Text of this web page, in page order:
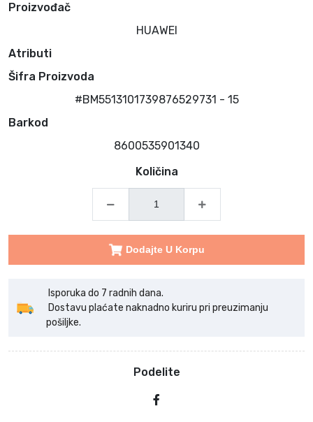
Proizvođač
HUAWEI
Atributi
Šifra Proizvoda
#BM5513101739876529731 - 15
Barkod
8600535901340
Količina
Dodajte U Korpu
Isporuka do 7 radnih dana.
Dostavu plaćate naknadno kuriru pri preuzimanju
pošiljke.
Podelite